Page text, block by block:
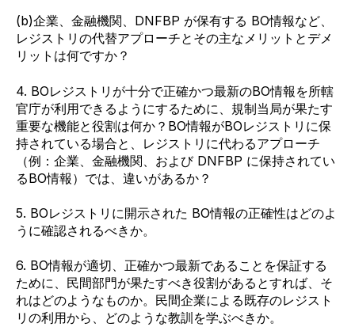
(b)企業、金融機関、DNFBP が保有する BO情報など、
レジストリの代替アプローチとその主なメリットとデメ
リットは何ですか？
4. BOレジストリが十分で正確かつ最新のBO情報を所轄
官庁が利用できるようにするために、規制当局が果たす
重要な機能と役割は何か？BO情報がBOレジストリに保
持されている場合と、レジストリに代わるアプローチ
（例：企業、金融機関、および DNFBP に保持されてい
るBO情報）では、違いがあるか？
5. BOレジストリに開示された BO情報の正確性はどのよ
うに確認されるべきか。
6. BO情報が適切、正確かつ最新であることを保証する
ために、民間部門が果たすべき役割があるとすれば、そ
れはどのようなものか。民間企業による既存のレジスト
リの利用から、どのような教訓を学ぶべきか。